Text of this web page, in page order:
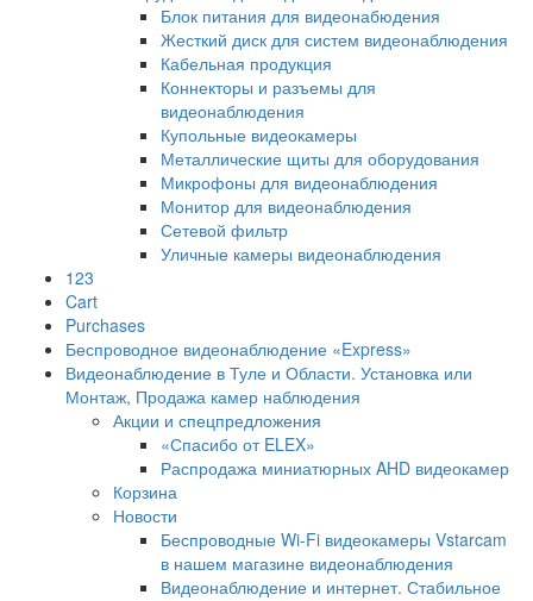
Блок питания для видеонабюдения
Жесткий диск для систем видеонаблюдения
Кабельная продукция
Коннекторы и разъемы для
видеонаблюдения
Купольные видеокамеры
Металлические щиты для оборудования
Микрофоны для видеонаблюдения
Монитор для видеонаблюдения
Сетевой фильтр
Уличные камеры видеонаблюдения
123
Cart
Purchases
Беспроводное видеонаблюдение «Express»
Видеонаблюдение в Туле и Области. Установка или
Монтаж, Продажа камер наблюдения
Акции и спецпредложения
«Спасибо от ELEX»
Распродажа миниатюрных AHD видеокамер
Корзина
Новости
Беспроводные Wi-Fi видеокамеры Vstarcam
в нашем магазине видеонаблюдения
Видеонаблюдение и интернет. Стабильное